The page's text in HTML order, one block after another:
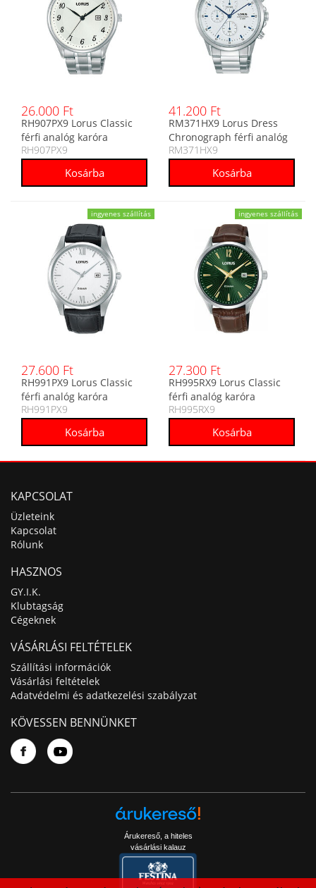
26.000 Ft
RH907PX9 Lorus Classic
férfi analóg karóra
RH907PX9
41.200 Ft
RM371HX9 Lorus Dress
Chronograph férfi analóg
karóra
RM371HX9
ingyenes szállítás
27.600 Ft
RH991PX9 Lorus Classic
férfi analóg karóra
RH991PX9
ingyenes szállítás
27.300 Ft
RH995RX9 Lorus Classic
férfi analóg karóra
RH995RX9
KAPCSOLAT
Üzleteink
Kapcsolat
Rólunk
HASZNOS
GY.I.K.
Klubtagság
Cégeknek
VÁSÁRLÁSI FELTÉTELEK
Szállítási információk
Vásárlási feltételek
Adatvédelmi és adatkezelési szabályzat
KÖVESSEN BENNÜNKET
Árukereső, a hiteles
vásárlási kalauz